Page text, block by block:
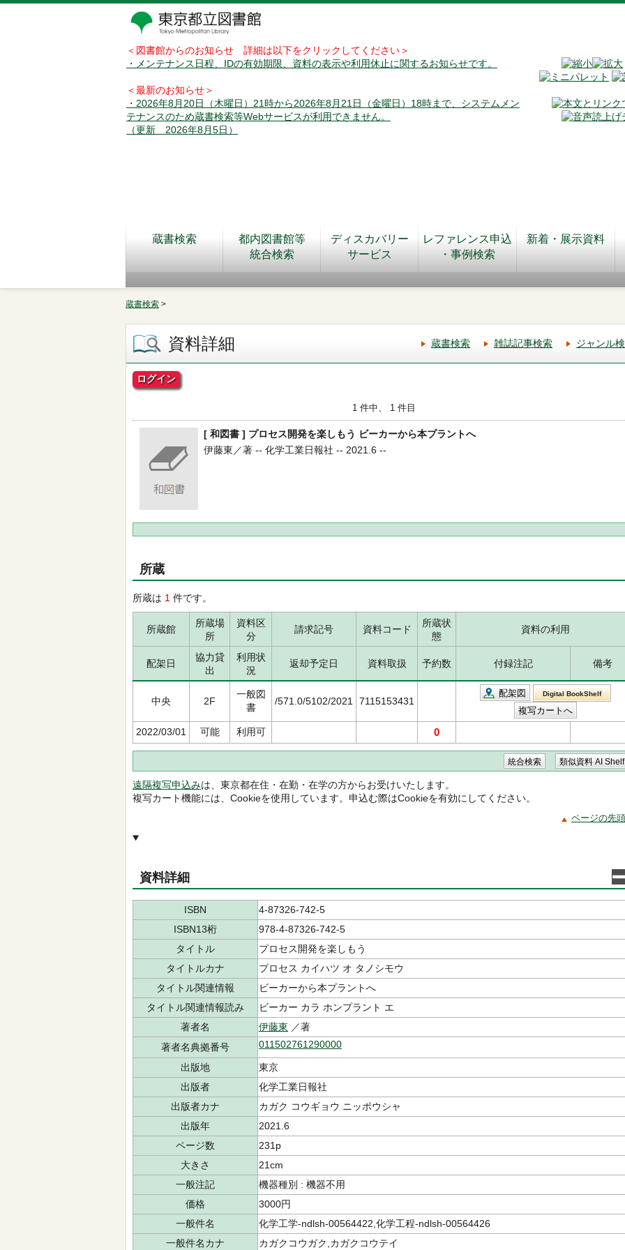
＜図書館からのお知らせ 詳細は以下をクリックしてください＞
・メンテナンス日程、IDの有効期限、資料の表示や利用休止に関するお知らせです。
＜最新のお知らせ＞
・2026年8月20日（木曜日）21時から2026年8月21日（金曜日）18時まで、システムメン
テナンスのため蔵書検索等Webサービスが利用できません。
（更新 2026年8月5日）
蔵書検索
都内図書館等
統合検索
ディスカバリー
サービス
レファレンス申込
・事例検索
新着・展示資料
蔵書検索 >
資料詳細 蔵書検索 雑誌記事検索 ジャンル
ログイン
1 件中、 1 件目
[ 和図書 ] プロセス開発を楽しもう ビーカーから本プラントへ
伊藤東／著 -- 化学工業日報社 -- 2021.6 --
所蔵
所蔵は 1 件です。
所蔵館
所蔵場
所
資料区
分
請求記号 資料コード
所蔵状
態
資料の利用
配架日
協力貸
出
利用状
況
返却予定日 資料取扱 予約数 付録注記 備考
中央 2F
一般図
書
/571.0/5102/2021 7115153431
配架図 Digital BookShelf
2022/03/01 可能 利用可 0
遠隔複写申込みは、東京都在住・在勤・在学の方からお受けいたします。
複写カート機能には、Cookieを使用しています。申込む際はCookieを有効にしてください。
ページの先
資料詳細
ISBN
4-87326-742-5
ISBN13桁
978-4-87326-742-5
タイトル
プロセス開発を楽しもう
タイトルカナ
プロセス カイハツ オ タノシモウ
タイトル関連情報
ビーカーから本プラントへ
タイトル関連情報読み
ビーカー カラ ホンプラント エ
著者名
伊藤東 ／著
著者名典拠番号
011502761290000
出版地
東京
出版者
化学工業日報社
出版者カナ
カガク コウギョウ ニッポウシャ
出版年
2021.6
ページ数
231p
大きさ
21cm
一般注記
機器種別 : 機器不用
価格
3000円
一般件名
化学工学-ndlsh-00564422,化学工程-ndlsh-00564426
一般件名カナ
カガクコウガク,カガクコウテイ